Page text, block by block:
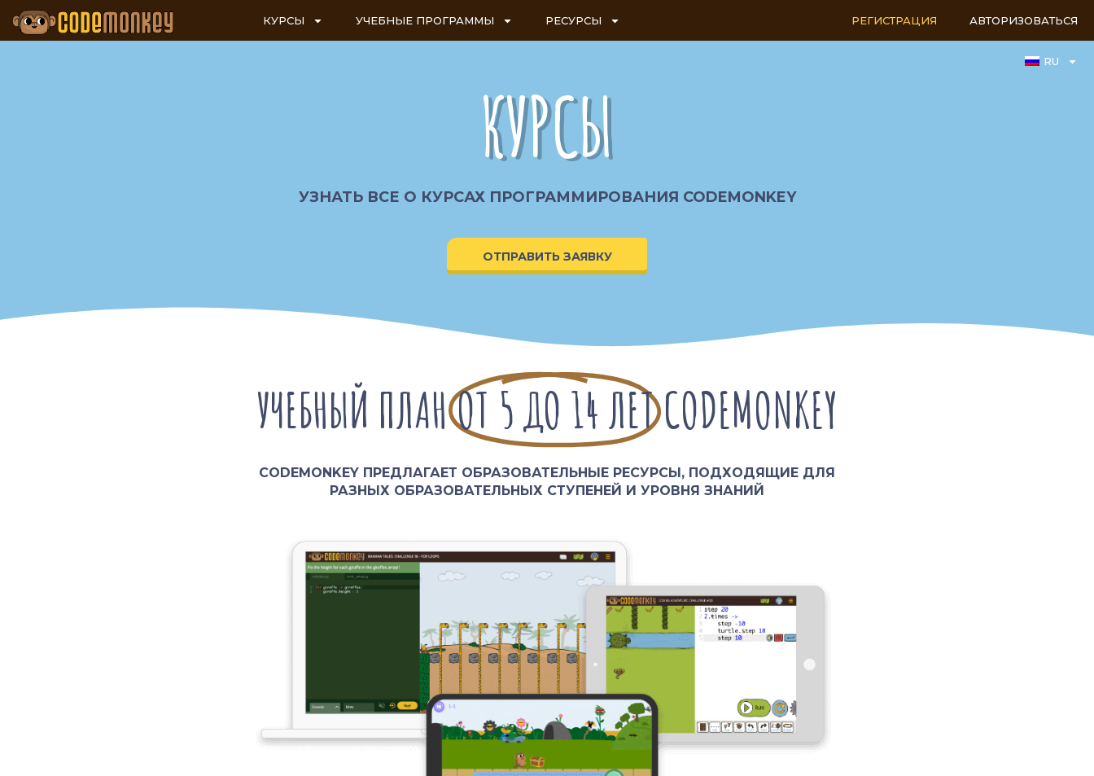
КУРСЫ УЧЕБНЫЕ ПРОГРАММЫ РЕСУРСЫ РЕГИСТРАЦИЯ АВТОРИЗОВАТЬСЯ
RU
КУРСЫ
УЗНАТЬ ВСЕ О КУРСАХ ПРОГРАММИРОВАНИЯ CODEMONKEY
ОТПРАВИТЬ ЗАЯВКУ
УЧЕБНЫЙ ПЛАНОТ 5 ДО 14 ЛЕТCODEMONKEY
CODEMONKEY ПРЕДЛАГАЕТ ОБРАЗОВАТЕЛЬНЫЕ РЕСУРСЫ, ПОДХОДЯЩИЕ ДЛЯ
РАЗНЫХ ОБРАЗОВАТЕЛЬНЫХ СТУПЕНЕЙ И УРОВНЯ ЗНАНИЙ